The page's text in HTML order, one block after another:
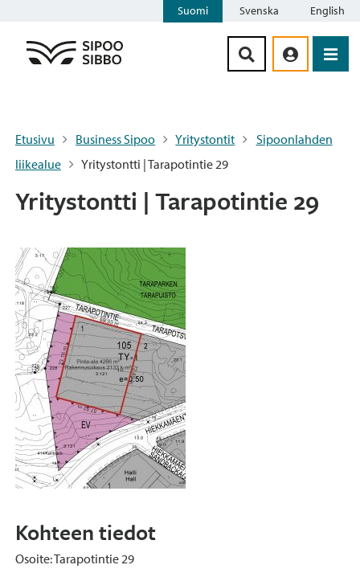
Suomi Svenska English
Etusivu Business Sipoo Yritystontit
Sipoonlahden
liikealue
Yritystontti | Tarapotintie 29
Yritystontti | Tarapotintie 29
Kohteen tiedot
Osoite: Tarapotintie 29